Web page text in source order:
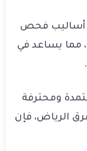
أساليب فحص
مما يساعد في
ومحترفة
الرياض، فإن